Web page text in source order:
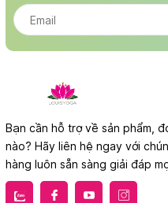
Bạn cần hỗ trợ về sản phẩm,
nào? Hãy liên hệ ngay với
hàng luôn sẵn sàng giải đáp